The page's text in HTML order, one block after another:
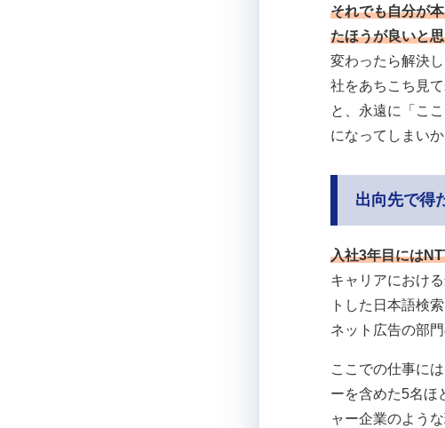
それでも自分が
たほうが良いと
変わったら解決
社をあちこち見
と、永遠に「こ
になってしまい
出向先で得
入社3年目には
キャリアにおけ
トした日本語検
ネット広告の部
ここでの仕事に
ーを含めた5名ほ
ャー企業のよう